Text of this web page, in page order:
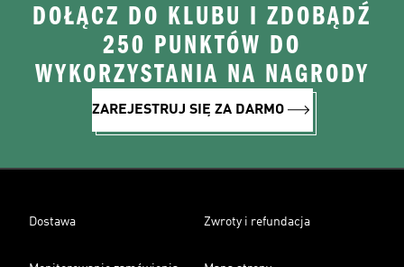
DOŁĄCZ DO KLUBU I ZDOBĄDŹ
250 PUNKTÓW DO
WYKORZYSTANIA NA NAGRODY
ZAREJESTRUJ SIĘ ZA DARMO
Dostawa Zwroty i refundacja